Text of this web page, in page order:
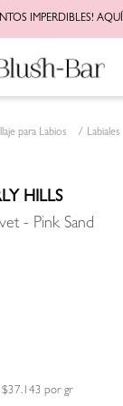
IMPERDIBLES! AQUÍ
para Labios Labiales
HILLS
- Pink Sand
$37.143 por gr